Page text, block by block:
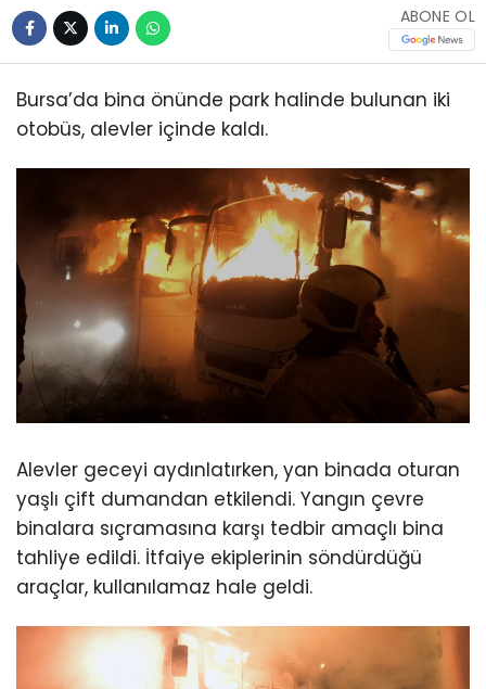
ABONE OL
Bursa’da bina önünde park halinde bulunan iki
otobüs, alevler içinde kaldı.
Alevler geceyi aydınlatırken, yan binada oturan
yaşlı çift dumandan etkilendi. Yangın çevre
binalara sıçramasına karşı tedbir amaçlı bina
tahliye edildi. İtfaiye ekiplerinin söndürdüğü
araçlar, kullanılamaz hale geldi.